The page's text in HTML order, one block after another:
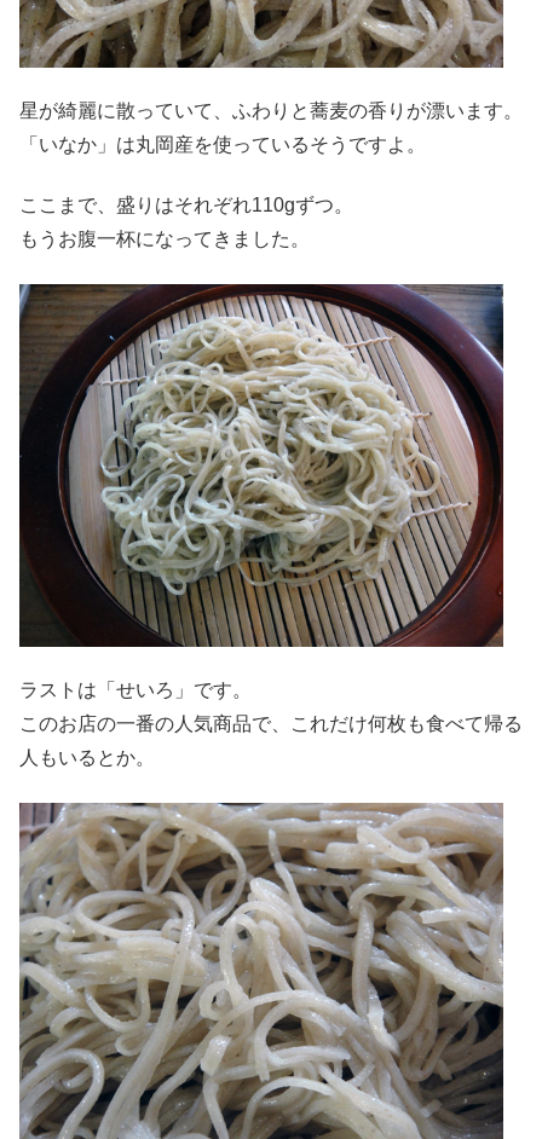
星が綺麗に散っていて、ふわりと蕎麦の香りが漂います。
「いなか」は丸岡産を使っているそうですよ。
ここまで、盛りはそれぞれ110gずつ。
もうお腹一杯になってきました。
ラストは「せいろ」です。
このお店の一番の人気商品で、これだけ何枚も食べて帰る
人もいるとか。